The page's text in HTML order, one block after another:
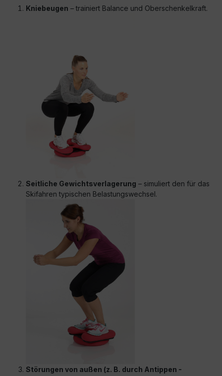
Kniebeugen – trainiert Balance und Oberschenkelkraft.
Seitliche Gewichtsverlagerung – simuliert den für das
Skifahren typischen Belastungswechsel.
Störungen von außen (z. B. durch Antippen -